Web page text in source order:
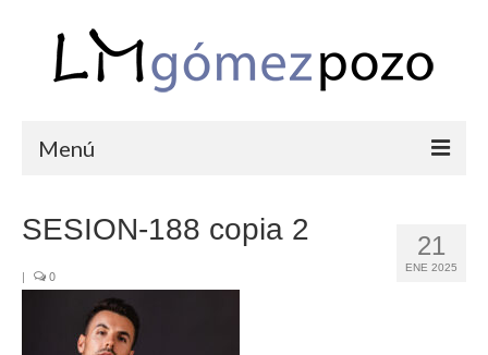
Menú
COMUNIONES
CORPORATIVAS
21
ENE 2025
SESION-188 copia 2
| 0